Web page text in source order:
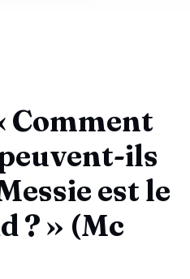
Comment
ils
est le
? » (Mc